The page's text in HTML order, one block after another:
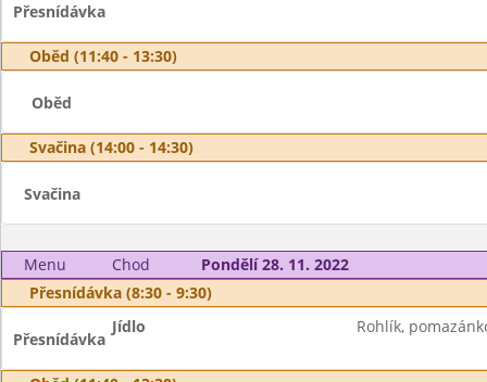
Přesnídávka
Oběd (11:40 - 13:30)
Oběd
Svačina (14:00 - 14:30)
Svačina
Menu Chod
Pondělí 28. 11. 2022
Přesnídávka (8:30 - 9:30)
Přesnídávka
Jídlo Rohlík,